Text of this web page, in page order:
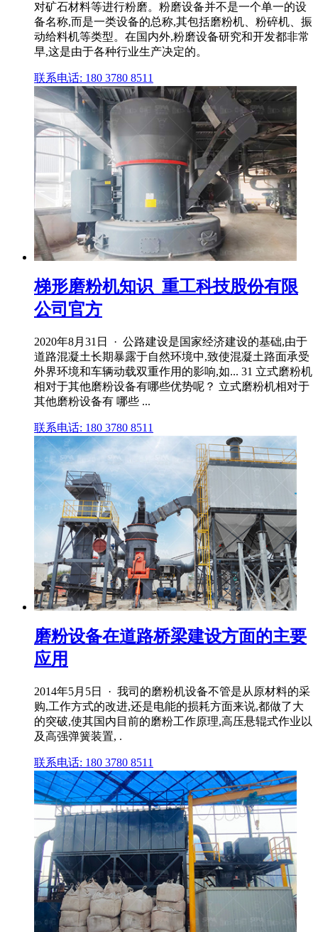
对矿石材料等进行粉磨。粉磨设备并不是一个单一的设
备名称,而是一类设备的总称,其包括磨粉机、粉碎机、振
动给料机等类型。在国内外,粉磨设备研究和开发都非常
早,这是由于各种行业生产决定的。
联系电话: 180 3780 8511
梯形磨粉机知识_重工科技股份有限
公司官方
2020年8月31日 · 公路建设是国家经济建设的基础,由于
道路混凝土长期暴露于自然环境中,致使混凝土路面承受
外界环境和车辆动载双重作用的影响,如... 31 立式磨粉机
相对于其他磨粉设备有哪些优势呢？ 立式磨粉机相对于
其他磨粉设备有 哪些 ...
联系电话: 180 3780 8511
磨粉设备在道路桥梁建设方面的主要
应用
2014年5月5日 · 我司的磨粉机设备不管是从原材料的采
购,工作方式的改进,还是电能的损耗方面来说,都做了大
的突破,使其国内目前的磨粉工作原理,高压悬辊式作业以
及高强弹簧装置, .
联系电话: 180 3780 8511